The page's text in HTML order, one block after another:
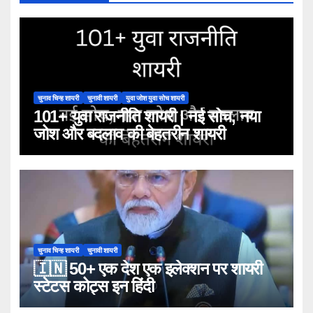
चुनाव चिन्ह शायरी चुनावी शायरी युवा जोश युवा सोच शायरी
101+ युवा राजनीति शायरी | नई सोच, नया
जोश और बदलाव की बेहतरीन शायरी
चुनाव चिन्ह शायरी चुनावी शायरी
🇮🇳 50+ एक देश एक इलेक्शन पर शायरी
स्टेटस कोट्स इन हिंदी